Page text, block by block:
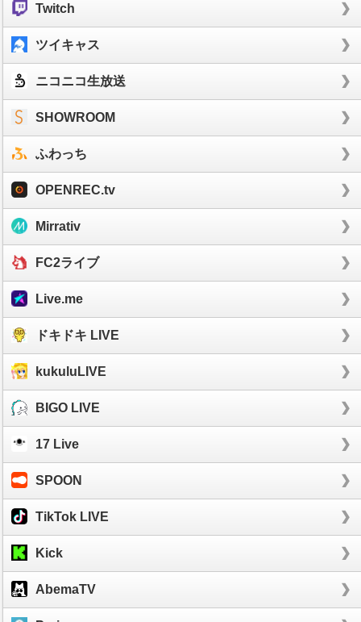
Twitch
ツイキャス
ニコニコ生放送
SHOWROOM
ふわっち
OPENREC.tv
Mirrativ
FC2ライブ
Live.me
ドキドキ LIVE
kukuluLIVE
BIGO LIVE
17 Live
SPOON
TikTok LIVE
Kick
AbemaTV